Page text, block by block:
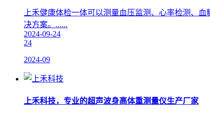
上禾健康体检一体可以测量血压监测、心率检测、
决方案。......
2024-09-24
24
2024-09
上禾科技，专业的超声波身高体重测量仪生产厂家